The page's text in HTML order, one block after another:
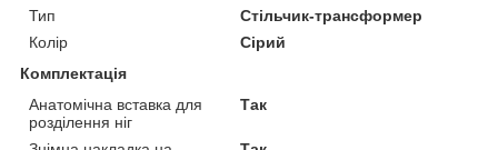
Тип
Стільчик-трансформер
Колір
Сірий
Комплектація
Анатомічна вставка для
розділення ніг
Так